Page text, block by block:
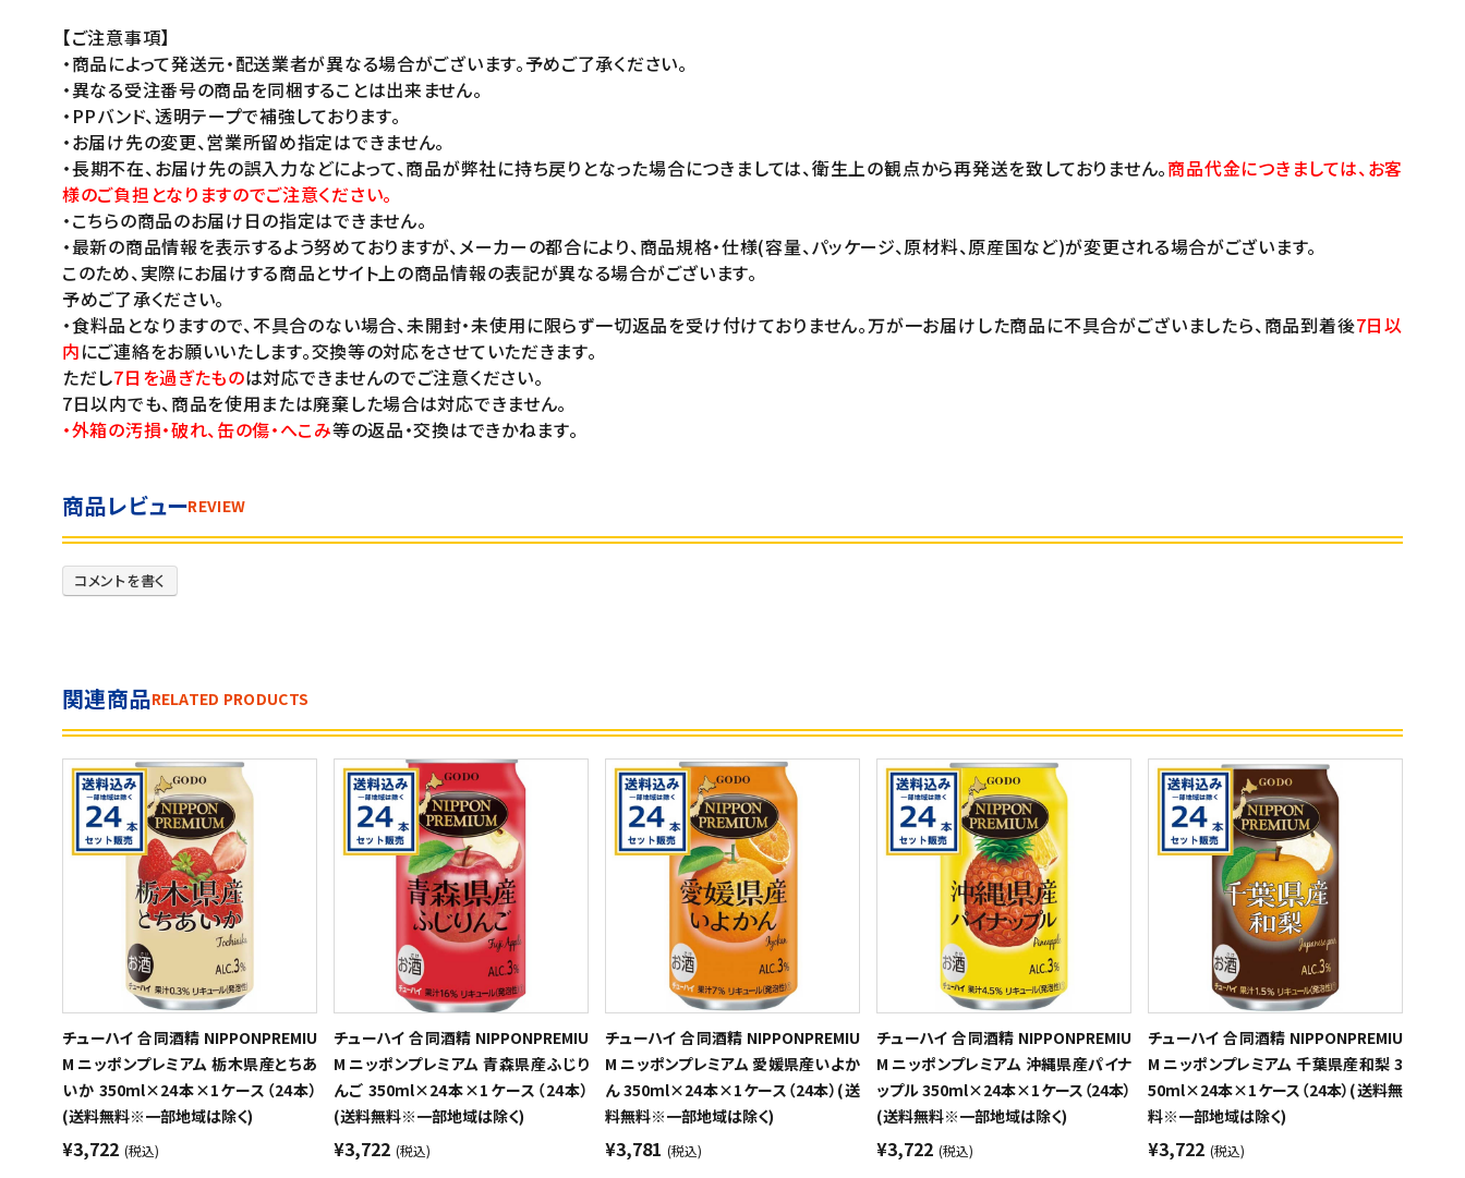
【ご注意事項】
・商品によって発送元・配送業者が異なる場合がございます。予めご了承ください。
・異なる受注番号の商品を同梱することは出来ません。
・PPバンド、透明テープで補強しております。
・お届け先の変更、営業所留め指定はできません。
・長期不在、お届け先の誤入力などによって、商品が弊社に持ち戻りとなった場合につきましては、衛生上の観点から再発送を致しておりません。商品代金につきましては、お客
様のご負担となりますのでご注意ください。
・こちらの商品のお届け日の指定はできません。
・最新の商品情報を表示するよう努めておりますが、メーカーの都合により、商品規格・仕様(容量、パッケージ、原材料、原産国など)が変更される場合がございます。
このため、実際にお届けする商品とサイト上の商品情報の表記が異なる場合がございます。
予めご了承ください。
・食料品となりますので、不具合のない場合、未開封・未使用に限らず一切返品を受け付けておりません。万が一お届けした商品に不具合がございましたら、商品到着後7日以
内にご連絡をお願いいたします。交換等の対応をさせていただきます。
ただし7日を過ぎたものは対応できませんのでご注意ください。
7日以内でも、商品を使用または廃棄した場合は対応できません。
・外箱の汚損・破れ、缶の傷・へこみ等の返品・交換はできかねます。
商品レビューREVIEW
コメントを書く
関連商品RELATED PRODUCTS
チューハイ 合同酒精 NIPPONPREMIU
M ニッポンプレミアム 栃木県産とちあ
いか 350ml×24本×1ケース（24本）
(送料無料※一部地域は除く)
¥3,722 (税込)
チューハイ 合同酒精 NIPPONPREMIU
M ニッポンプレミアム 青森県産ふじり
んご 350ml×24本×1ケース（24本）
(送料無料※一部地域は除く)
¥3,722 (税込)
チューハイ 合同酒精 NIPPONPREMIU
M ニッポンプレミアム 愛媛県産いよか
ん 350ml×24本×1ケース（24本）(送
料無料※一部地域は除く)
¥3,781 (税込)
チューハイ 合同酒精 NIPPONPREMIU
M ニッポンプレミアム 沖縄県産パイナ
ップル 350ml×24本×1ケース（24本）
(送料無料※一部地域は除く)
¥3,722 (税込)
チューハイ 合同酒精 NIPPONPREMIU
M ニッポンプレミアム 千葉県産和梨 3
50ml×24本×1ケース（24本）(送料無
料※一部地域は除く)
¥3,722 (税込)